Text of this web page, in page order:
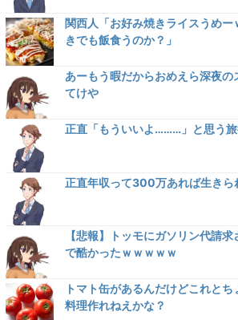
関西人「お好み焼きライスうめ
きでも飯食うのか？」
あーもう暇だからおめえら深夜の
てけや
正直「もういいよ………」と思う
正直年収って300万あれば生きら
【悲報】トッモにガソリン代請
で酷かったｗｗｗｗｗ
トマト缶があるんだけどこれとち
料理作れねえかな？